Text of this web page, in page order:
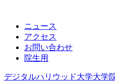
ニュース
アクセス
お問い合わせ
院生用
デジタルハリウッド大学大学